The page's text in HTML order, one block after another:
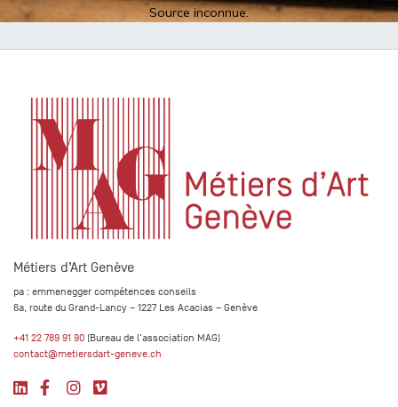
Source inconnue.
Métiers d’Art Genève
pa : emmenegger compétences conseils
6a, route du Grand-Lancy – 1227 Les Acacias – Genève
+41 22 789 91 90 (Bureau de l'association MAG)
contact@metiersdart-geneve.ch